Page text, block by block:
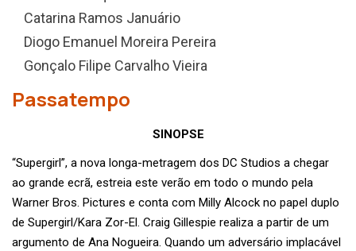
Catarina Ramos Januário
Diogo Emanuel Moreira Pereira
Gonçalo Filipe Carvalho Vieira
Passatempo
SINOPSE
“Supergirl”, a nova longa-metragem dos DC Studios a chegar
ao grande ecrã, estreia este verão em todo o mundo pela
Warner Bros. Pictures e conta com Milly Alcock no papel duplo
de Supergirl/Kara Zor-El. Craig Gillespie realiza a partir de um
argumento de Ana Nogueira. Quando um adversário implacável